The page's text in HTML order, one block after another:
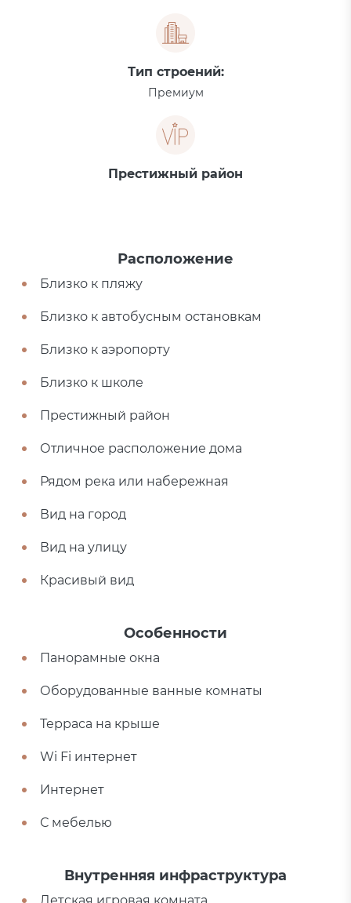
Тип строений:
Премиум
Престижный район
Расположение
Близко к пляжу
Близко к автобусным остановкам
Близко к аэропорту
Близко к школе
Престижный район
Отличное расположение дома
Рядом река или набережная
Вид на город
Вид на улицу
Красивый вид
Особенности
Панорамные окна
Оборудованные ванные комнаты
Терраса на крыше
Wi Fi интернет
Интернет
С мебелью
Внутренняя инфраструктура